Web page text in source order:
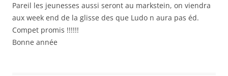
Pareil les jeunesses aussi seront au markstein, on viendra
aux week end de la glisse des que Ludo n aura pas éd.
Compet promis !!!!!!
Bonne année